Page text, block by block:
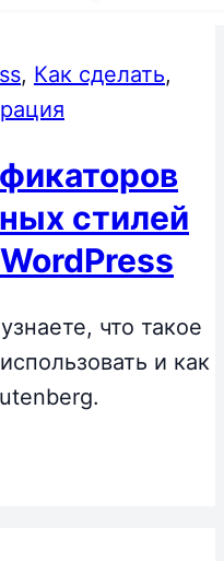
, Как сделать,
стилей
что такое
и как